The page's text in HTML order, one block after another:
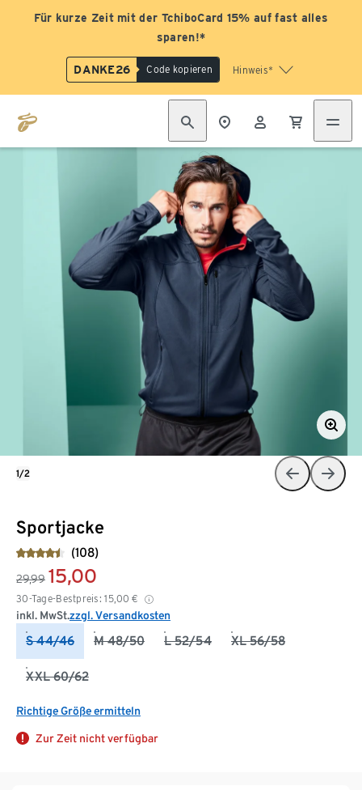
Für kurze Zeit mit der TchiboCard 15% auf fast alles
sparen!*
DANKE26 Code kopieren Hinweis*
Sportjacke
(108)
29,99 15,00
30-Tage-Bestpreis: 15,00 €
inkl. MwSt.zzgl. Versandkosten
S 44/46 M 48/50 L 52/54 XL 56/58
XXL 60/62
Richtige Größe ermitteln
Zur Zeit nicht verfügbar
1/2